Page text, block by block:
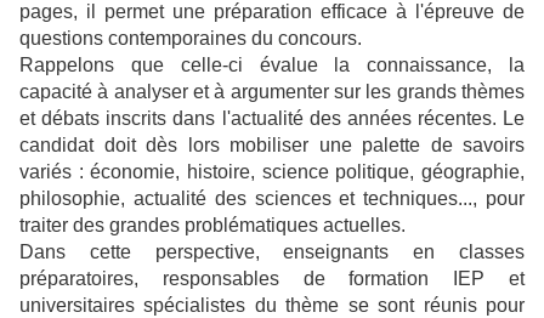
pages, il permet une préparation efficace à l'épreuve de
questions contemporaines du concours.
Rappelons que celle-ci évalue la connaissance, la
capacité à analyser et à argumenter sur les grands thèmes
et débats inscrits dans l'actualité des années récentes. Le
candidat doit dès lors mobiliser une palette de savoirs
variés : économie, histoire, science politique, géographie,
philosophie, actualité des sciences et techniques..., pour
traiter des grandes problématiques actuelles.
Dans cette perspective, enseignants en classes
préparatoires, responsables de formation IEP et
universitaires spécialistes du thème se sont réunis pour